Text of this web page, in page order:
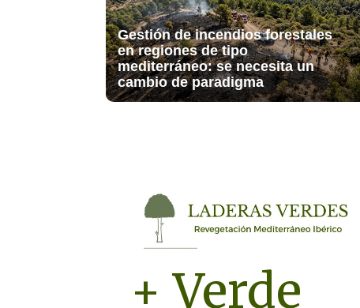
Gestión de incendios forestales
en regiones de tipo
mediterráneo: se necesita un
cambio de paradigma
+ Verde